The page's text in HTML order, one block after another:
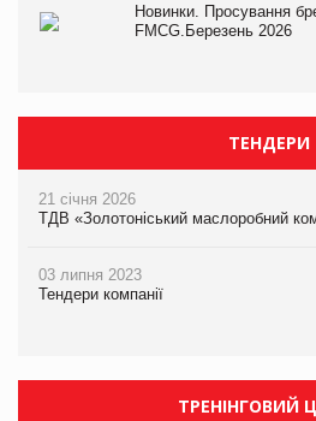
Новинки. Просування
FMCG.Березень 2026
ТЕНДЕРИ
21 січня 2026
ТДВ «Золотоніський маслоробний
03 липня 2023
Тендери компанії
ТРЕНІНГОВИЙ